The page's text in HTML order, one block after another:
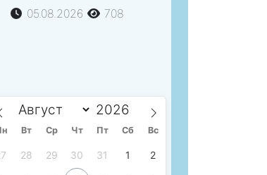
05.08.2026
708
Вт Ср Чт Пт Сб Вс
28 29 30 31 1 2